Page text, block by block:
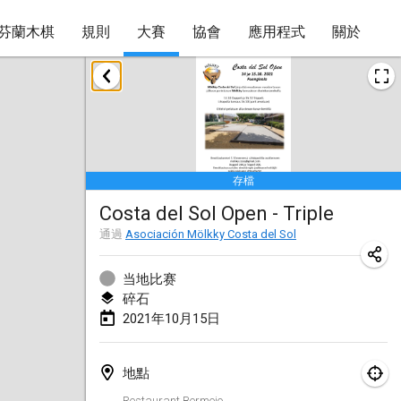
蘭木棋 規則 大賽 協會 應用程式 關於
存檔
Costa del Sol Open - Triple
通過 Asociación Mölkky Costa del Sol
当地比赛
碎石
2021年10月15日
地點
2021年2月
2021年2月13日|芬蘭
Tournoi d'adresse "couvre feu"
2021年2月19日|法國
Australian Finska Championship
2021年2月20日
2021年3月
Grand Prix de la Sarthe
2021年3月6日